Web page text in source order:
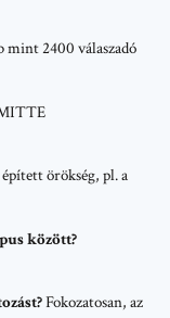
mint 2400 válaszadó
örökség, pl. a
között?
Fokozatosan, az